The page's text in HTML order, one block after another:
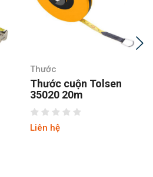
Thước
Thước cuộn Tolsen
35020 20m
Liên hệ